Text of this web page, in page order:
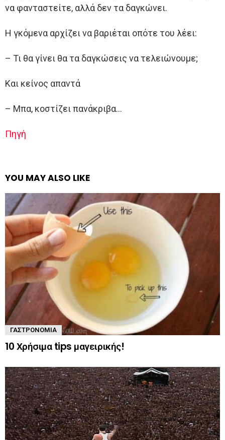
να φανταστείτε, αλλά δεν τα δαγκώνει.
Η γκόμενα αρχίζει να βαριέται οπότε του λέει:
– Τι θα γίνει θα τα δαγκώσεις να τελειώνουμε;
Και κείνος απαντά
– Μπα, κοστίζει πανάκριβα…
Πηγή
YOU MAY ALSO LIKE
ΓΑΣΤΡΟΝΟΜΊΑ
10 Χρήσιμα tips μαγειρικής!